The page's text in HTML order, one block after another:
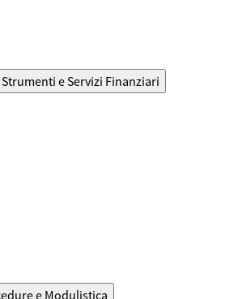
Strumenti e Servizi Finanziari
e Modulistica